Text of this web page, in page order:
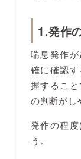
1.発作
喘息発作
確に確認
握するこ
の判断がし
発作の程
う。